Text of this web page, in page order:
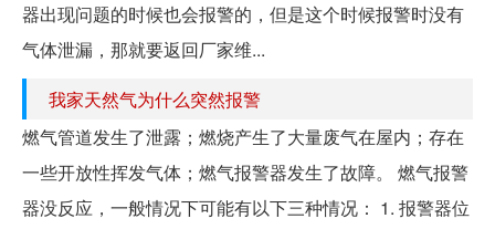
器出现问题的时候也会报警的，但是这个时候报警时没有
气体泄漏，那就要返回厂家维...
我家天然气为什么突然报警
燃气管道发生了泄露；燃烧产生了大量废气在屋内；存在
一些开放性挥发气体；燃气报警器发生了故障。 燃气报警
器没反应，一般情况下可能有以下三种情况： 1. 报警器位